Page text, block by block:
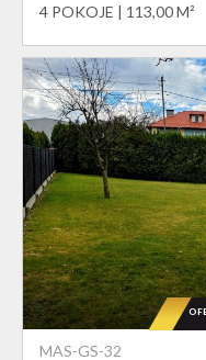
4 POKOJE 113,00 M²
MAS-GS-32